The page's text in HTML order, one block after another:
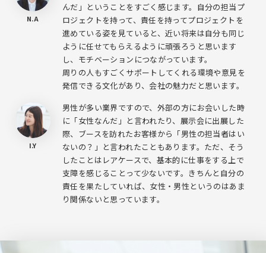
N.A
んだ」ということをすごく感じます。自分の担当プ
ロジェクトを持って、責任を持ってプロジェクトを
進めている姿を見ていると、近い将来は自分も同じ
ように任せてもらえるように頑張ろうと思います
し、モチベーションにつながっています。
周りの人もすごくサポートしてくれる環境や意見を
発信できる文化があり、会社の魅力だと思います。
I.Y
男性が多い業界ですので、外部の方にお会いした時
に「女性なんだ」と言われたり、展示会に出展した
際、ブースを訪れたお客様から「男性の担当者はい
ないの？」と言われたこともあります。ただ、そう
したことはレアケースで、基本的に仕事をする上で
支障を感じることって少ないです。きちんと自分の
責任を果たしていれば、女性・男性というのはあま
り関係ないと思っています。